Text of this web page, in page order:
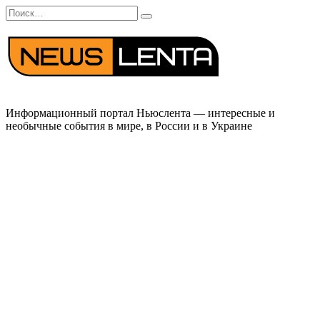
Перейти
к
содержанию
Search
for:
Информационный портал Ньюслента — интересные и
необычные события в мире, в России и в Украине